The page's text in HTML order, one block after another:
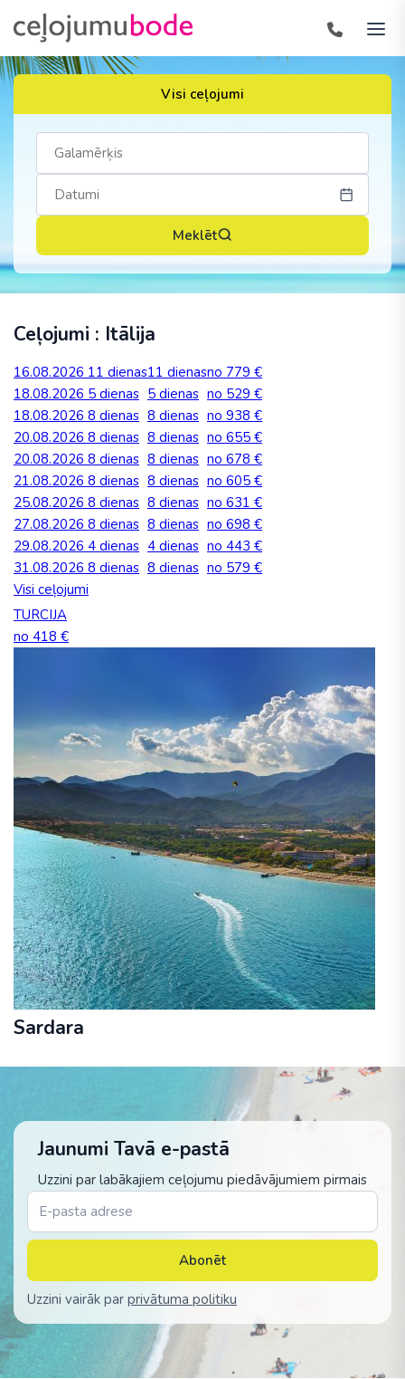
Visi ceļojumi
Meklēt
Ceļojumi : Itālija
16.08.2026 11 dienas11 dienasno 779 €
18.08.2026 5 dienas 5 dienas no 529 €
18.08.2026 8 dienas 8 dienas no 938 €
20.08.2026 8 dienas 8 dienas no 655 €
20.08.2026 8 dienas 8 dienas no 678 €
21.08.2026 8 dienas 8 dienas no 605 €
25.08.2026 8 dienas 8 dienas no 631 €
27.08.2026 8 dienas 8 dienas no 698 €
29.08.2026 4 dienas 4 dienas no 443 €
31.08.2026 8 dienas 8 dienas no 579 €
Visi ceļojumi
TURCIJA
no 418 €
Sardara
Jaunumi Tavā e-pastā
Uzzini par labākajiem ceļojumu piedāvājumiem pirmais
Abonēt
Uzzini vairāk par privātuma politiku